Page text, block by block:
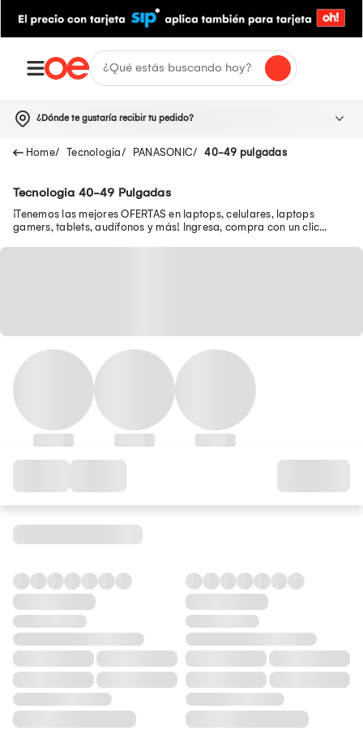
¿Dónde te gustaría recibir tu pedido?
Tecnologia PANASONIC 40-49 pulgadas
Tecnologia 40-49 Pulgadas
¡Tenemos las mejores OFERTAS en laptops, celulares, laptops
gamers, tablets, audífonos y más! Ingresa, compra con un clic